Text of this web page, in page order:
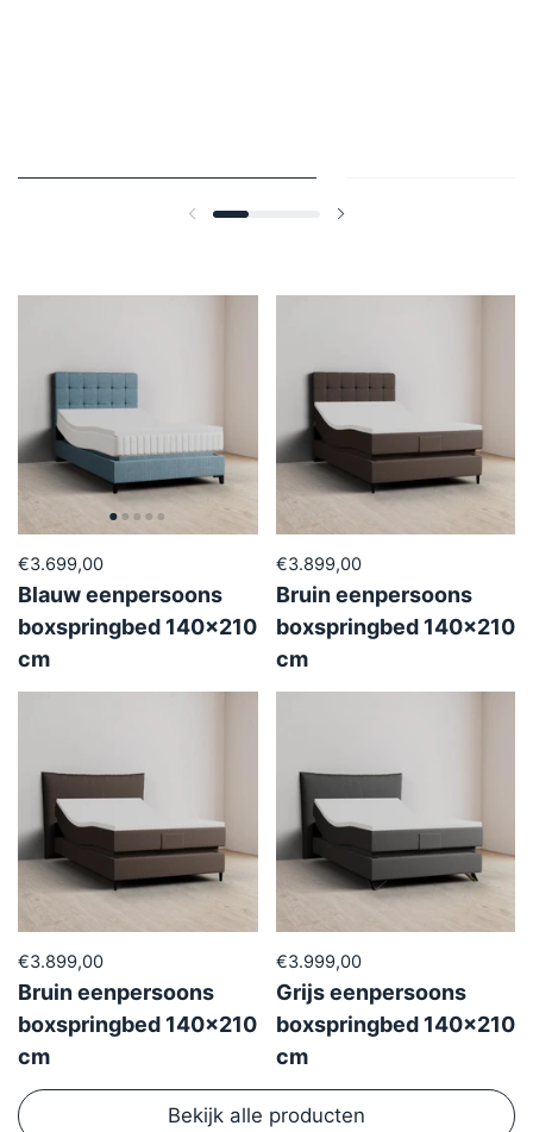
€3.699,00
Blauw eenpersoons
boxspringbed 140x210
cm
€3.899,00
Bruin eenpersoons
boxspringbed 140x210
cm
€3.899,00
Bruin eenpersoons
boxspringbed 140x210
cm
€3.999,00
Grijs eenpersoons
boxspringbed 140x210
cm
Bekijk alle producten